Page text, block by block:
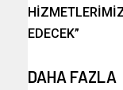
EDECEK”
DAHA FAZLA